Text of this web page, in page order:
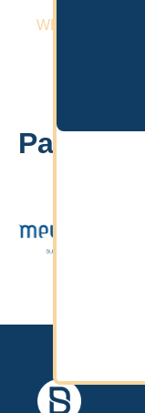
WEITERLESEN
Partner